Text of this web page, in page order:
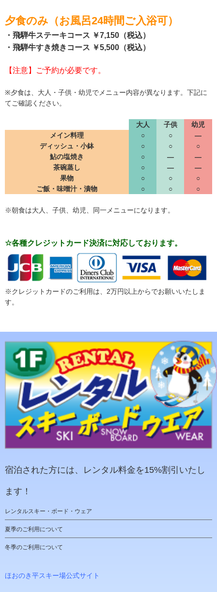
夕食のみ（お風呂24時間ご入浴可）
・飛騨牛ステーキコース ￥7,150（税込）
・飛騨牛すき焼きコース ￥5,500（税込）
【注意】ご予約が必要です。
※夕食は、大人・子供・幼児でメニュー内容が異なります。下記に
てご確認ください。
大人 子供
幼児
メイン料理
○ ○
―
ディッシュ・小鉢
○ ○
○
鮎の塩焼き
○ ―
―
茶碗蒸し
○ ―
―
果物
○ ○
○
ご飯・味噌汁・漬物
○ ○ ○
※朝食は大人、子供、幼児、同一メニューになります。
☆各種クレジットカード決済に対応しております。
※クレジットカードのご利用は、2万円以上からでお願いいたしま
す。
宿泊された方には、レンタル料金を15%割引いたし
ます！
レンタルスキー・ボード・ウェア
夏季のご利用について
冬季のご利用について
ほおのき平スキー場公式サイト